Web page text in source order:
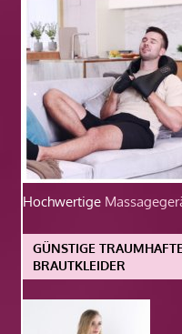
Hochwertige
GÜNSTIGE
BRAUTKLEIDER